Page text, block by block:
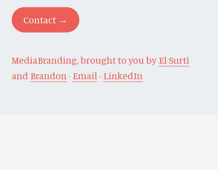
Contact →
MediaBranding, brought to you by El Surti
and Brandon · Email · LinkedIn